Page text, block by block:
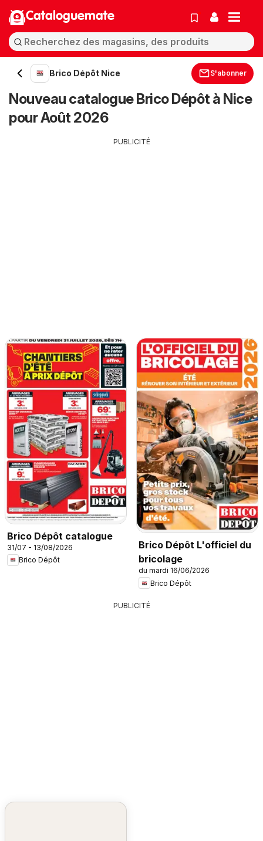
Cataloguemate
Brico Dépôt Nice S'abonner
Nouveau catalogue Brico Dépôt à Nice
pour Août 2026
PUBLICITÉ
Brico Dépôt catalogue
31/07 - 13/08/2026
Brico Dépôt
Brico Dépôt L'officiel du
bricolage
du mardi 16/06/2026
Brico Dépôt
PUBLICITÉ